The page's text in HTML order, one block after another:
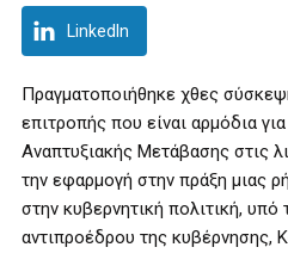
LinkedIn
Πραγματοποιήθηκε χθες
επιτροπής που είναι αρμόδια
Αναπτυξιακής Μετάβασης στις
την εφαρμογή στην πράξη μιας
στην κυβερνητική πολιτική, υπό
αντιπροέδρου της κυβέρνησης,